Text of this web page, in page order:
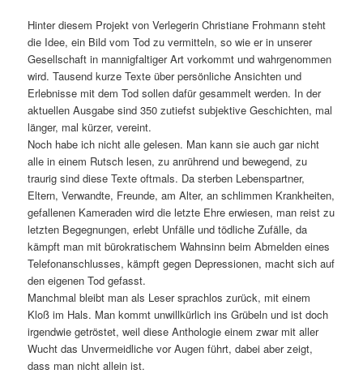
Hinter diesem Projekt von Verlegerin Christiane Frohmann steht
die Idee, ein Bild vom Tod zu vermitteln, so wie er in unserer
Gesellschaft in mannigfaltiger Art vorkommt und wahrgenommen
wird. Tausend kurze Texte über persönliche Ansichten und
Erlebnisse mit dem Tod sollen dafür gesammelt werden. In der
aktuellen Ausgabe sind 350 zutiefst subjektive Geschichten, mal
länger, mal kürzer, vereint.
Noch habe ich nicht alle gelesen. Man kann sie auch gar nicht
alle in einem Rutsch lesen, zu anrührend und bewegend, zu
traurig sind diese Texte oftmals. Da sterben Lebenspartner,
Eltern, Verwandte, Freunde, am Alter, an schlimmen Krankheiten,
gefallenen Kameraden wird die letzte Ehre erwiesen, man reist zu
letzten Begegnungen, erlebt Unfälle und tödliche Zufälle, da
kämpft man mit bürokratischem Wahnsinn beim Abmelden eines
Telefonanschlusses, kämpft gegen Depressionen, macht sich auf
den eigenen Tod gefasst.
Manchmal bleibt man als Leser sprachlos zurück, mit einem
Kloß im Hals. Man kommt unwillkürlich ins Grübeln und ist doch
irgendwie getröstet, weil diese Anthologie einem zwar mit aller
Wucht das Unvermeidliche vor Augen führt, dabei aber zeigt,
dass man nicht allein ist.